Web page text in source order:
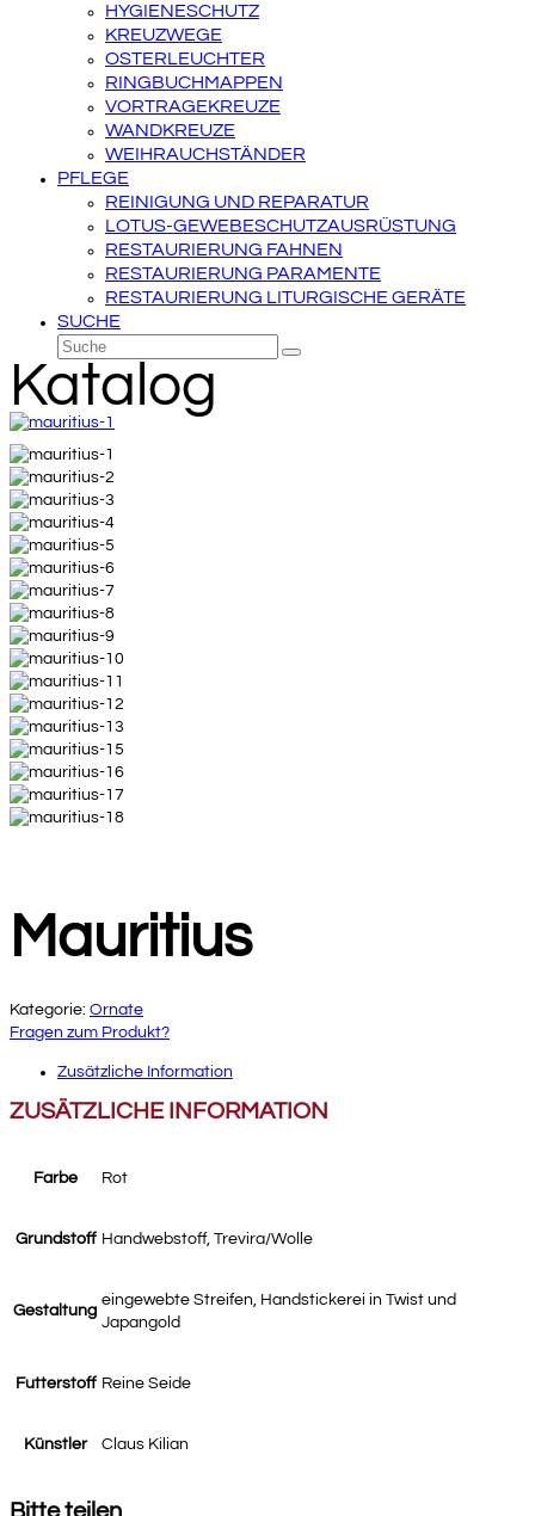
HYGIENESCHUTZ
KREUZWEGE
OSTERLEUCHTER
RINGBUCHMAPPEN
VORTRAGEKREUZE
WANDKREUZE
WEIHRAUCHSTÄNDER
PFLEGE
REINIGUNG UND REPARATUR
LOTUS-GEWEBESCHUTZAUSRÜSTUNG
RESTAURIERUNG FAHNEN
RESTAURIERUNG PARAMENTE
RESTAURIERUNG LITURGISCHE GERÄTE
SUCHE
Suche
Senden
Katalog
Mauritius
Kategorie: Ornate
Fragen zum Produkt?
Zusätzliche Information
ZUSÄTZLICHE INFORMATION
Farbe Rot
Grundstoff Handwebstoff, Trevira/Wolle
Gestaltung
eingewebte Streifen, Handstickerei in Twist und
Japangold
Futterstoff Reine Seide
Künstler Claus Kilian
Bitte teilen